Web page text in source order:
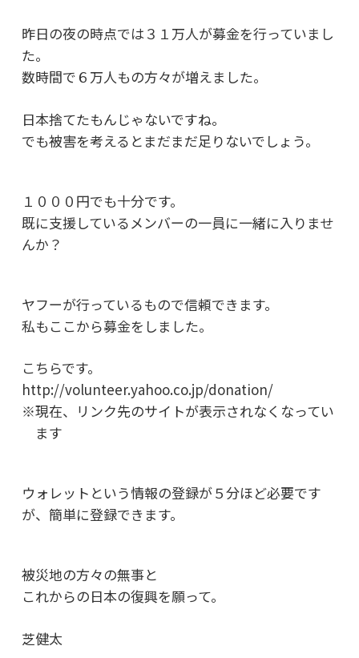
昨日の夜の時点では３１万人が募金を行っていまし
た。
数時間で６万人もの方々が増えました。
日本捨てたもんじゃないですね。
でも被害を考えるとまだまだ足りないでしょう。
１０００円でも十分です。
既に支援しているメンバーの一員に一緒に入りませ
んか？
ヤフーが行っているもので信頼できます。
私もここから募金をしました。
こちらです。
http://volunteer.yahoo.co.jp/donation/
※現在、リンク先のサイトが表示されなくなってい
ます
ウォレットという情報の登録が５分ほど必要です
が、 簡単に登録できます。
被災地の方々の無事と
これからの日本の復興を願って。
芝健太